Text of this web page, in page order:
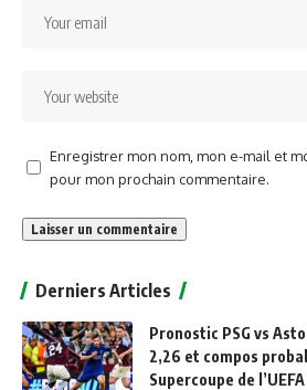
Enregistrer mon nom, mon e-mail et
pour mon prochain commentaire.
Derniers Articles
Pronostic PSG vs
2,26 et compos
Supercoupe de